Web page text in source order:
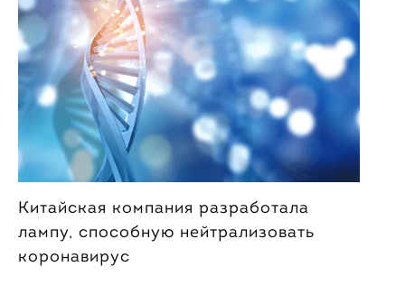
Китайская компания разработала
лампу, способную нейтрализовать
коронавирус